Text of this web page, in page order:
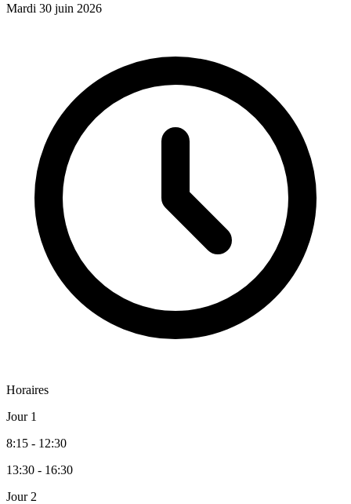
Mardi 30 juin 2026
Horaires
Jour 1
8:15 - 12:30
13:30 - 16:30
Jour 2